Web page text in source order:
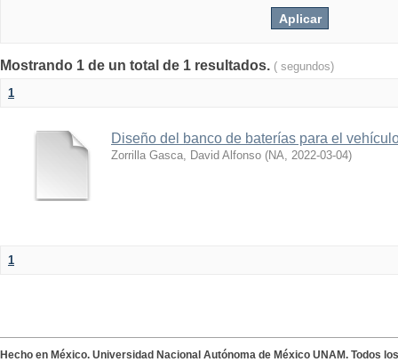
Mostrando 1 de un total de 1 resultados. ( segundos)
1
Diseño del banco de baterías para el
Zorrilla Gasca, David Alfonso (NA, 2022-03-04)
1
Hecho en México. Universidad Nacional Autónoma de México UNAM. Todos